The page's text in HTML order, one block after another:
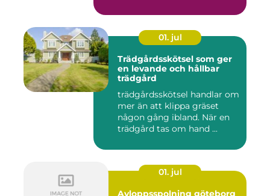
01. jul
Trädgårdsskötsel som ger
en levande och hållbar
trädgård
trädgårdsskötsel handlar om
mer än att klippa gräset
någon gång ibland. När en
trädgård tas om hand ...
01. jul
Avloppsspolning göteborg